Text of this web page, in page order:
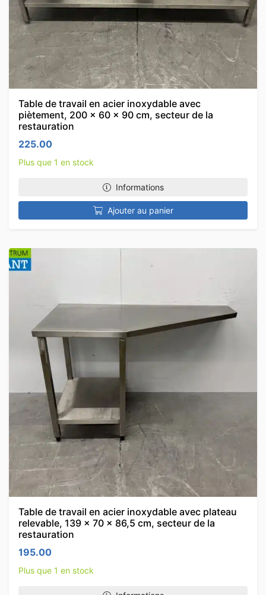
Table de travail en acier inoxydable avec
piètement, 200 x 60 x 90 cm, secteur de la
restauration
225.00
Plus que 1 en stock
Informations
Ajouter au panier
Table de travail en acier inoxydable avec plateau
relevable, 139 x 70 x 86,5 cm, secteur de la
restauration
195.00
Plus que 1 en stock